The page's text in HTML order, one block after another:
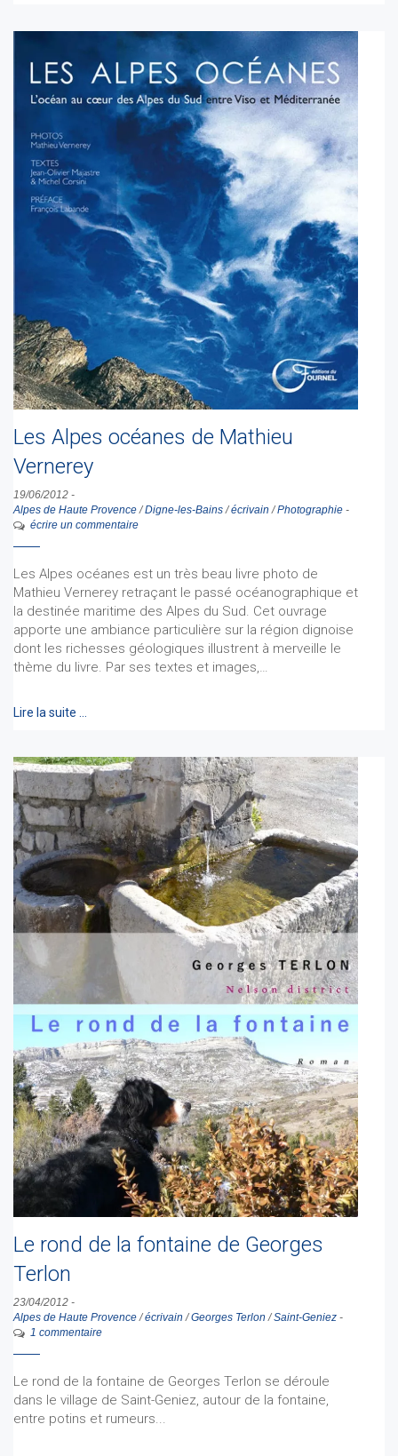
Les Alpes océanes de Mathieu
Vernerey
19/06/2012 -
Alpes de Haute Provence/Digne-les-Bains/écrivain /Photographie -
écrire un commentaire
Les Alpes océanes est un très beau livre photo de
Mathieu Vernerey retraçant le passé océanographique et
la destinée maritime des Alpes du Sud. Cet ouvrage
apporte une ambiance particulière sur la région dignoise
dont les richesses géologiques illustrent à merveille le
thème du livre. Par ses textes et images,…
Lire la suite …
Le rond de la fontaine de Georges
Terlon
23/04/2012 -
Alpes de Haute Provence/écrivain /Georges Terlon /Saint-Geniez -
1 commentaire
Le rond de la fontaine de Georges Terlon se déroule
dans le village de Saint-Geniez, autour de la fontaine,
entre potins et rumeurs...